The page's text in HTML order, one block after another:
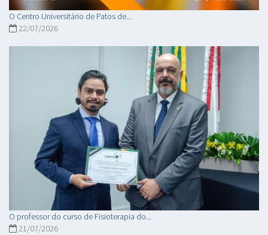
O Centro Universitário de Patos de...
22/07/2026
O professor do curso de Fisioterapia do...
21/07/2026